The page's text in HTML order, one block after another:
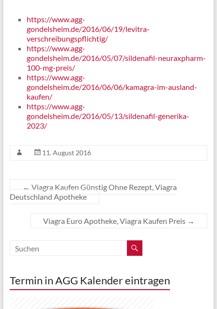
https://www.agg-
gondelsheim.de/2016/06/19/levitra-
verschreibungspflichtig/
https://www.agg-
gondelsheim.de/2016/05/07/sildenafil-neuraxpharm-
100-mg-preis/
https://www.agg-
gondelsheim.de/2016/06/06/kamagra-im-ausland-
kaufen/
https://www.agg-
gondelsheim.de/2016/05/13/sildenafil-generika-
2023/
11. August 2016
← Viagra Kaufen Günstig Ohne Rezept, Viagra
Deutschland Apotheke
Viagra Euro Apotheke, Viagra Kaufen Preis →
Termin in AGG Kalender eintragen